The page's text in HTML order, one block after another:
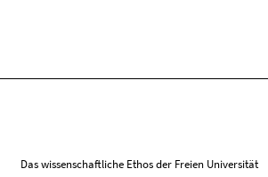
Das wissenschaftliche Ethos der Freien Universität